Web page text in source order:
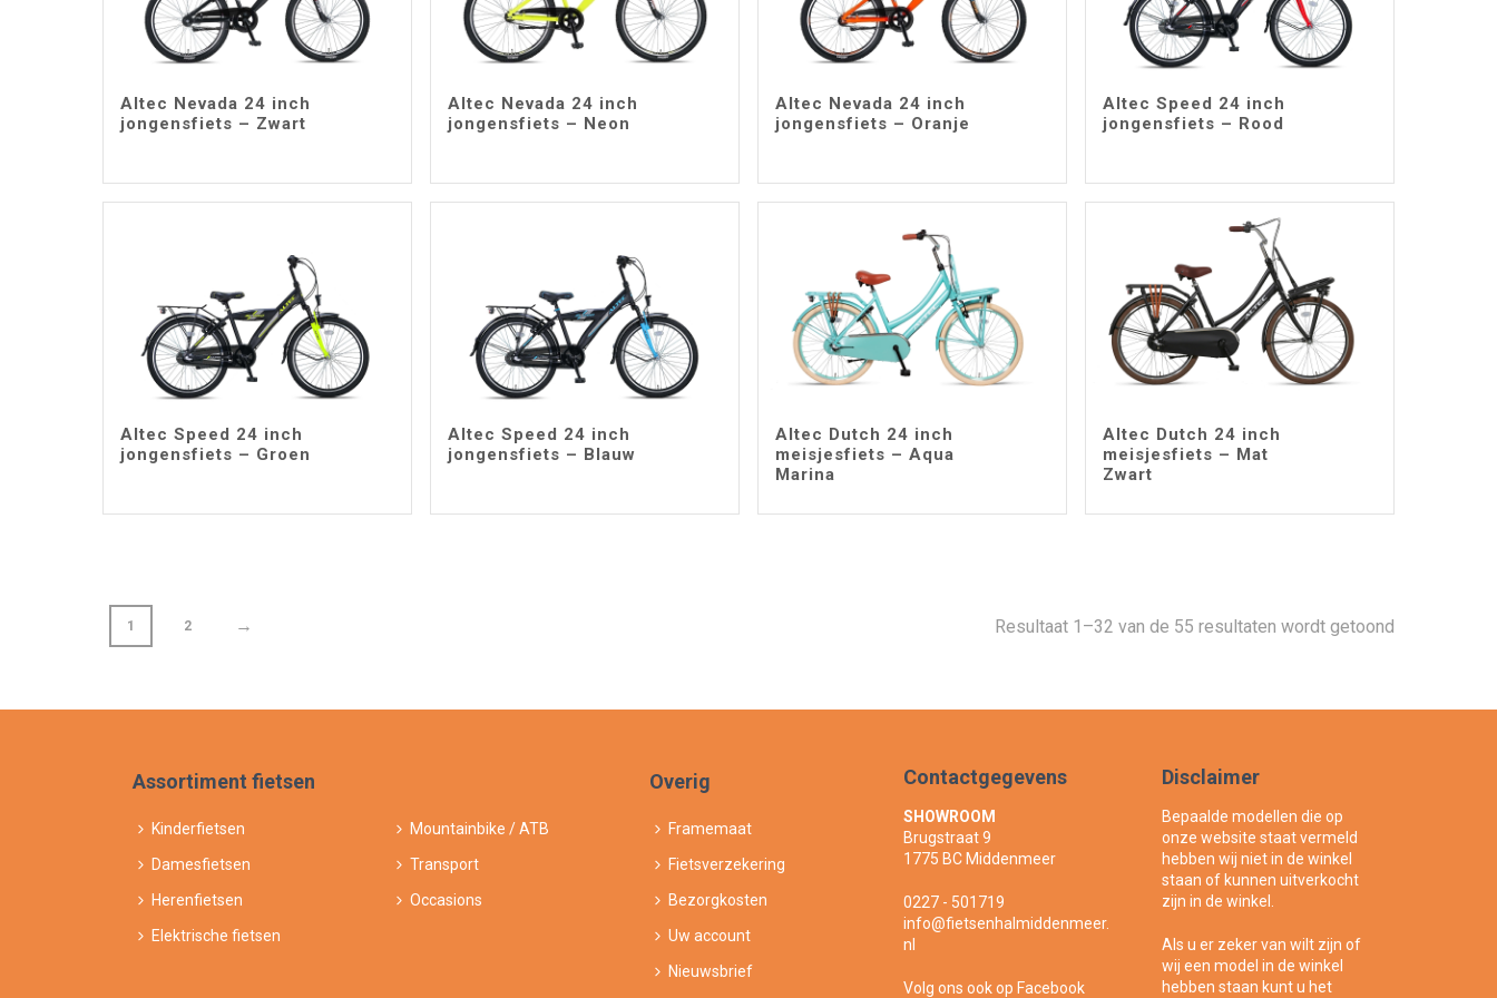
Altec Nevada 24 inch
jongensfiets – Zwart
Altec Nevada 24 inch
jongensfiets – Neon
Altec Nevada 24 inch
jongensfiets – Oranje
Altec Speed 24 inch
jongensfiets – Rood
Altec Speed 24 inch
jongensfiets – Groen
Altec Speed 24 inch
jongensfiets – Blauw
Altec Dutch 24 inch
meisjesfiets – Aqua
Marina
Altec Dutch 24 inch
meisjesfiets – Mat
Zwart
1 2 → Resultaat 1–32 van de 55 resultaten wordt getoond
nieuwste
Assortiment fietsen
Kinderfietsen
Damesfietsen
Herenfietsen
Elektrische fietsen
Mountainbike / ATB
Transport
Occasions
Overig
Framemaat
Fietsverzekering
Bezorgkosten
Uw account
Nieuwsbrief
Contactgegevens
SHOWROOM
Brugstraat 9
1775 BC Middenmeer
0227 - 501719
info@fietsenhalmiddenmeer.
nl
Volg ons ook op Facebook
Disclaimer
Bepaalde modellen die op
onze website staat vermeld
hebben wij niet in de winkel
staan of kunnen uitverkocht
zijn in de winkel.
Als u er zeker van wilt zijn of
wij een model in de winkel
hebben staan kunt u het